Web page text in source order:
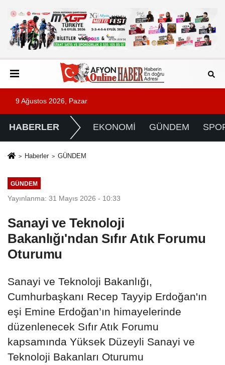
9 Ağustos 2026, Pazar
HABERLER EKONOMİ GÜNDEM
Haberler GÜNDEM
GÜNDEM
Yayınlanma: 31 Mayıs 2026 - 10:33
Sanayi ve Teknoloji
Bakanlığı'ndan Sıfır Atık Forumu
Oturumu
Sanayi ve Teknoloji Bakanlığı,
Cumhurbaşkanı Recep Tayyip Erdoğan'ın
eşi Emine Erdoğan’ın himayelerinde
düzenlenecek Sıfır Atık Forumu
kapsamında Yüksek Düzeyli Sanayi ve
Teknoloji Bakanları Oturumu